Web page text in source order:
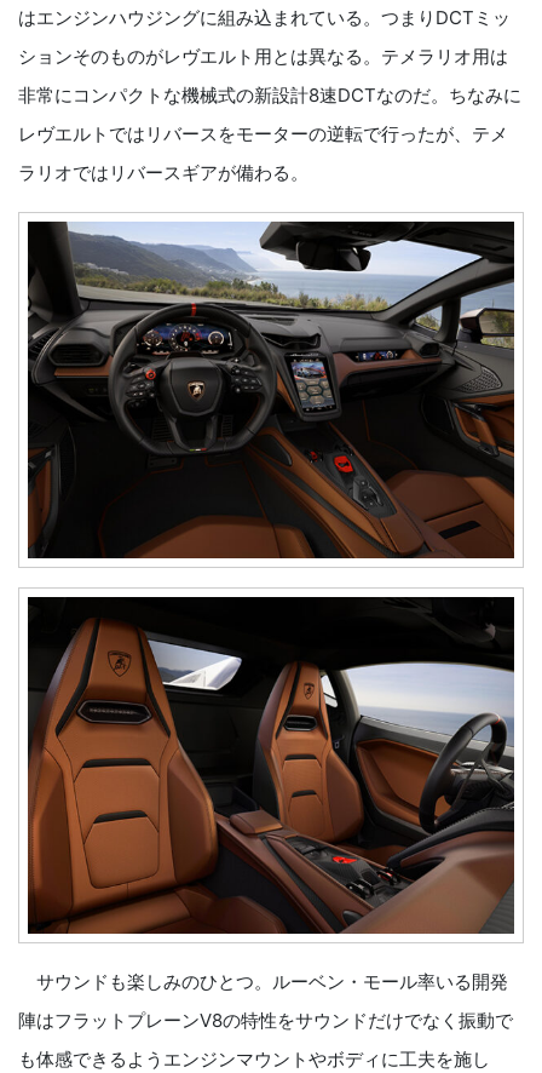
はエンジンハウジングに組み込まれている。つまりDCTミッ
ションそのものがレヴエルト用とは異なる。テメラリオ用は
非常にコンパクトな機械式の新設計8速DCTなのだ。ちなみに
レヴエルトではリバースをモーターの逆転で行ったが、テメ
ラリオではリバースギアが備わる。
サウンドも楽しみのひとつ。ルーベン・モール率いる開発
陣はフラットプレーンV8の特性をサウンドだけでなく振動で
も体感できるようエンジンマウントやボディに工夫を施し